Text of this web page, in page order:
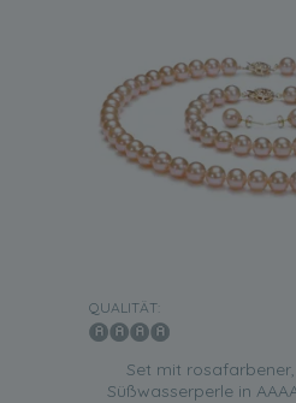
QUALITÄT:
Set mit
Süßwasserperle in